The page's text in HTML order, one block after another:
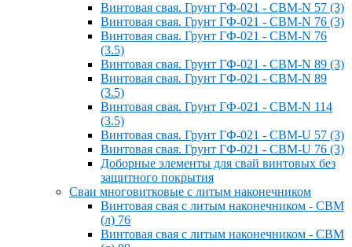
Винтовая свая. Грунт ГФ-021 - СВМ-N 57 (3)
Винтовая свая. Грунт ГФ-021 - СВМ-N 76 (3)
Винтовая свая. Грунт ГФ-021 - СВМ-N 76
(3.5)
Винтовая свая. Грунт ГФ-021 - СВМ-N 89 (3)
Винтовая свая. Грунт ГФ-021 - СВМ-N 89
(3.5)
Винтовая свая. Грунт ГФ-021 - СВМ-N 114
(3.5)
Винтовая свая. Грунт ГФ-021 - СВМ-U 57 (3)
Винтовая свая. Грунт ГФ-021 - СВМ-U 76 (3)
Доборные элементы для свай винтовых без
защитного покрытия
Сваи многовитковые с литым наконечником
Винтовая свая с литым наконечником - СВМ
(л) 76
Винтовая свая с литым наконечником - СВМ